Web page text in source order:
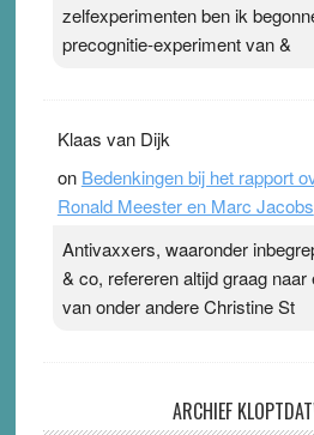
zelfexperimenten ben ik
precognitie-experiment van &
Klaas van Dijk
on Bedenkingen bij het rapport
Ronald Meester en Marc Jacobs
Antivaxxers, waaronder
& co, refereren altijd graag
van onder andere Christine St
ARCHIEF